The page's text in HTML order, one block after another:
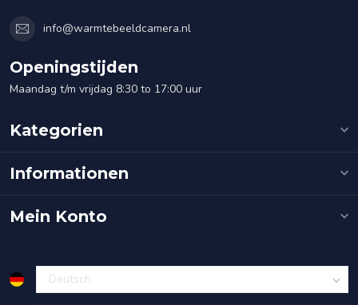
info@warmtebeeldcamera.nl
Openingstijden
Maandag t/m vrijdag 8:30 to 17:00 uur
Kategorien
Informationen
Mein Konto